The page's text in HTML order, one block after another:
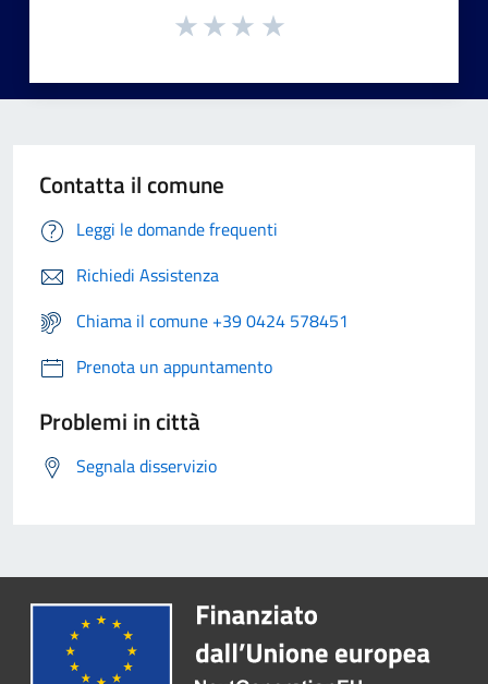
Contatta il comune
Leggi le domande frequenti
Richiedi Assistenza
Chiama il comune +39 0424 578451
Prenota un appuntamento
Problemi in città
Segnala disservizio